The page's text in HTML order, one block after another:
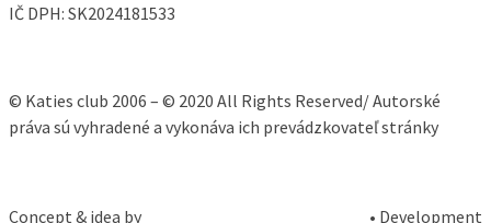
IČ DPH: SK2024181533
© Katies club 2006 – © 2020 All Rights Reserved/ Autorské
práva sú vyhradené a vykonáva ich prevádzkovateľ stránky
Concept & idea by • Development